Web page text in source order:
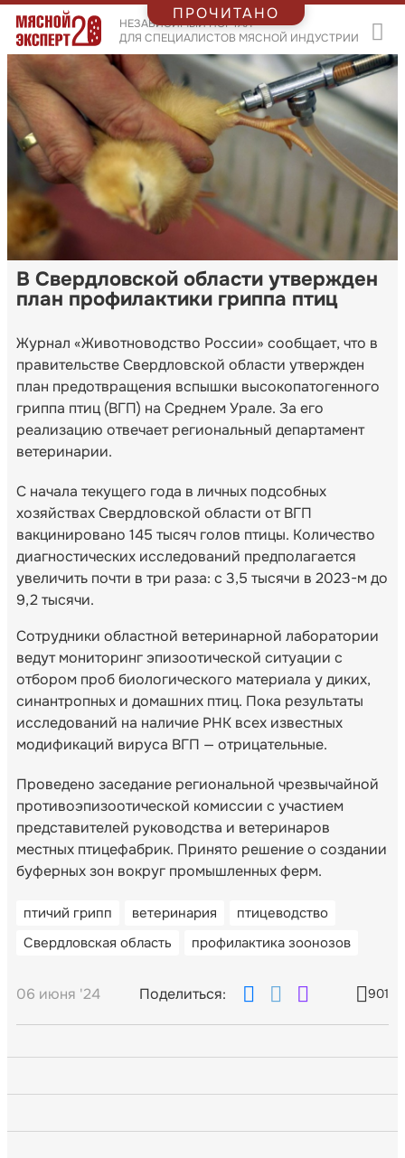
НЕЗАВИСИМЫЙ ПОРТАЛ
ДЛЯ СПЕЦИАЛИСТОВ МЯСНОЙ ИНДУСТРИИ
В Свердловской области утвержден
план профилактики гриппа птиц
Журнал «Животноводство России» сообщает, что в
правительстве Свердловской области утвержден
план предотвращения вспышки высокопатогенного
гриппа птиц (ВГП) на Среднем Урале. За его
реализацию отвечает региональный департамент
ветеринарии.
С начала текущего года в личных подсобных
хозяйствах Свердловской области от ВГП
вакцинировано 145 тысяч голов птицы. Количество
диагностических исследований предполагается
увеличить почти в три раза: с 3,5 тысячи в 2023-м до
9,2 тысячи.
Сотрудники областной ветеринарной лаборатории
ведут мониторинг эпизоотической ситуации с
отбором проб биологического материала у диких,
синантропных и домашних птиц. Пока результаты
исследований на наличие РНК всех известных
модификаций вируса ВГП — отрицательные.
Проведено заседание региональной чрезвычайной
противоэпизоотической комиссии с участием
представителей руководства и ветеринаров
местных птицефабрик. Принято решение о создании
буферных зон вокруг промышленных ферм.
птичий грипп ветеринария
птицеводство
Свердловская область
профилактика зоонозов
06 июня '24 Поделиться: 901
ПРОЧИТАНО